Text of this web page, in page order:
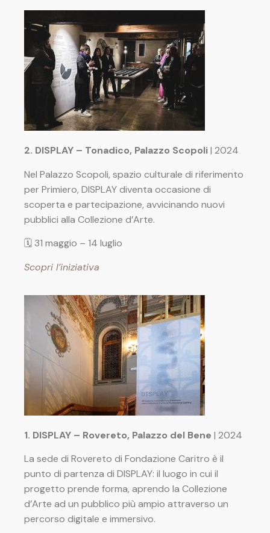
2. DISPLAY – Tonadico, Palazzo Scopoli| 2024
Nel Palazzo Scopoli, spazio culturale di riferimento
per Primiero, DISPLAY diventa occasione di
scoperta e partecipazione, avvicinando nuovi
pubblici alla Collezione d’Arte.
🗓 31 maggio – 14 luglio
Scopri l’iniziativa
1. DISPLAY – Rovereto, Palazzo del Bene | 2024
La sede di Rovereto di Fondazione Caritro è il
punto di partenza di DISPLAY: il luogo in cui il
progetto prende forma, aprendo la Collezione
d’Arte ad un pubblico più ampio attraverso un
percorso digitale e immersivo.